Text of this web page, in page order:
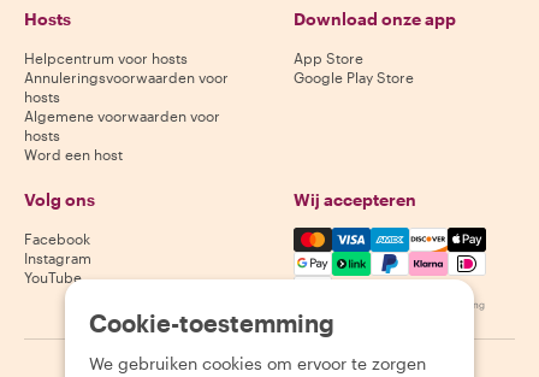
Hosts
Helpcentrum voor hosts
Annuleringsvoorwaarden voor
hosts
Algemene voorwaarden voor
hosts
Word een host
Download onze app
App Store
Google Play Store
Volg ons
Facebook
Instagram
YouTube
Wij accepteren
Mastercard, Visa, Amex,
Beschikbaarheid varieert per bestemming
Cookie-toestemming
We gebruiken cookies om ervoor te zorgen